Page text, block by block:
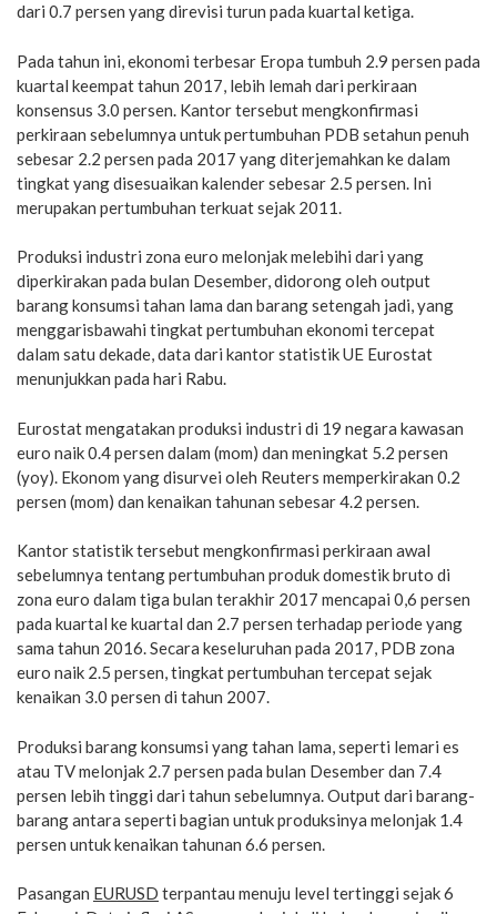
dari 0.7 persen yang direvisi turun pada kuartal ketiga.
Pada tahun ini, ekonomi terbesar Eropa tumbuh 2.9 persen pada
kuartal keempat tahun 2017, lebih lemah dari perkiraan
konsensus 3.0 persen. Kantor tersebut mengkonfirmasi
perkiraan sebelumnya untuk pertumbuhan PDB setahun penuh
sebesar 2.2 persen pada 2017 yang diterjemahkan ke dalam
tingkat yang disesuaikan kalender sebesar 2.5 persen. Ini
merupakan pertumbuhan terkuat sejak 2011.
Produksi industri zona euro melonjak melebihi dari yang
diperkirakan pada bulan Desember, didorong oleh output
barang konsumsi tahan lama dan barang setengah jadi, yang
menggarisbawahi tingkat pertumbuhan ekonomi tercepat
dalam satu dekade, data dari kantor statistik UE Eurostat
menunjukkan pada hari Rabu.
Eurostat mengatakan produksi industri di 19 negara kawasan
euro naik 0.4 persen dalam (mom) dan meningkat 5.2 persen
(yoy). Ekonom yang disurvei oleh Reuters memperkirakan 0.2
persen (mom) dan kenaikan tahunan sebesar 4.2 persen.
Kantor statistik tersebut mengkonfirmasi perkiraan awal
sebelumnya tentang pertumbuhan produk domestik bruto di
zona euro dalam tiga bulan terakhir 2017 mencapai 0,6 persen
pada kuartal ke kuartal dan 2.7 persen terhadap periode yang
sama tahun 2016. Secara keseluruhan pada 2017, PDB zona
euro naik 2.5 persen, tingkat pertumbuhan tercepat sejak
kenaikan 3.0 persen di tahun 2007.
Produksi barang konsumsi yang tahan lama, seperti lemari es
atau TV melonjak 2.7 persen pada bulan Desember dan 7.4
persen lebih tinggi dari tahun sebelumnya. Output dari barang-
barang antara seperti bagian untuk produksinya melonjak 1.4
persen untuk kenaikan tahunan 6.6 persen.
Pasangan EURUSD terpantau menuju level tertinggi sejak 6